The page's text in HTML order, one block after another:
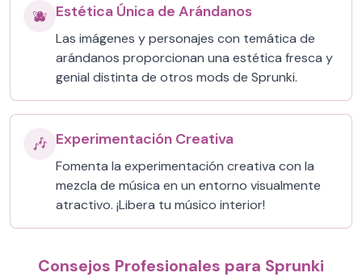
🫐 Estética Única de Arándanos
Las imágenes y personajes con temática de
arándanos proporcionan una estética fresca y
genial distinta de otros mods de Sprunki.
🎶 Experimentación Creativa
Fomenta la experimentación creativa con la
mezcla de música en un entorno visualmente
atractivo. ¡Libera tu músico interior!
Consejos Profesionales para Sprunki